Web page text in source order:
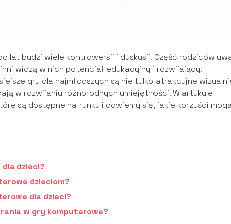
lat budzi wiele kontrowersji i dyskusji. Część rodziców
widzą w nich potencjał edukacyjny i rozwijający.
gry dla najmłodszych są nie tylko atrakcyjne
w rozwijaniu różnorodnych umiejętności. W artykule
są dostępne na rynku i dowiemy się, jakie korzyści
dzieci?
dzieciom?
dla dzieci?
w gry komputerowe?